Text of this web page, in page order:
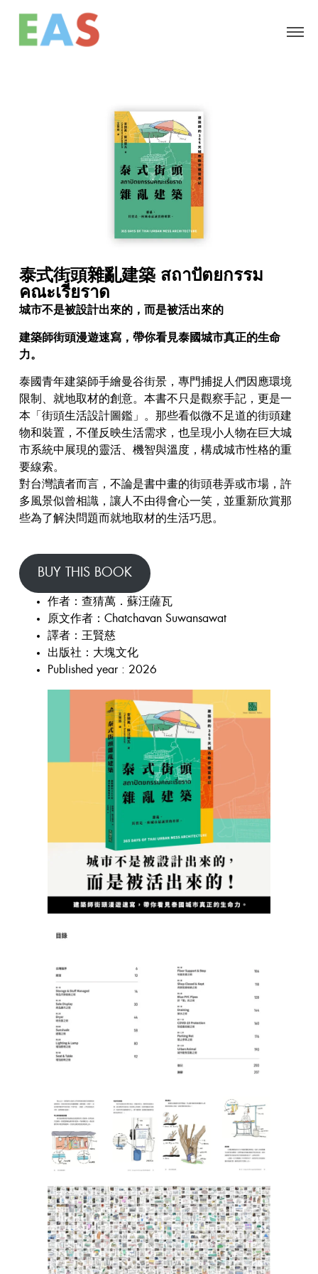
泰式街頭雜亂建築 สถาปัตยกรรม
คณะเรี่ยราด
城市不是被設計出來的，而是被活出來的
建築師街頭漫遊速寫，帶你看見泰國城市真正的生命
力。
泰國青年建築師手繪曼谷街景，專門捕捉人們因應環境
限制、就地取材的創意。本書不只是觀察手記，更是一
本「街頭生活設計圖鑑」。那些看似微不足道的街頭建
物和裝置，不僅反映生活需求，也呈現小人物在巨大城
市系統中展現的靈活、機智與溫度，構成城市性格的重
要線索。
對台灣讀者而言，不論是書中畫的街頭巷弄或市場，許
多風景似曾相識，讓人不由得會心一笑，並重新欣賞那
些為了解決問題而就地取材的生活巧思。
BUY THIS BOOK
作者：查猜萬．蘇汪薩瓦
原文作者：Chatchavan Suwansawat
譯者：王賢慈
出版社：大塊文化
Published year : 2026